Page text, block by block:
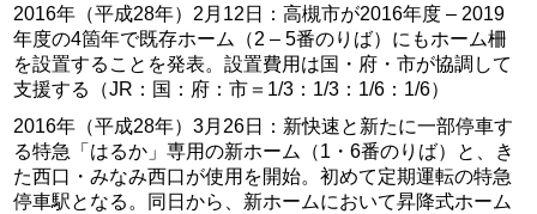
2016年（平成28年）2月12日：高槻市が2016年度 – 2019
年度の4箇年で既存ホーム（2 – 5番のりば）にもホーム柵
を設置することを発表。設置費用は国・府・市が協調して
支援する（JR：国：府：市＝1/3：1/3：1/6：1/6）
2016年（平成28年）3月26日：新快速と新たに一部停車す
る特急「はるか」専用の新ホーム（1・6番のりば）と、き
た西口・みなみ西口が使用を開始。初めて定期運転の特急
停車駅となる。同日から、新ホームにおいて昇降式ホーム